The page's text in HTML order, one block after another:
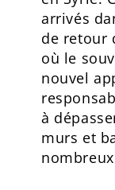
arrivés
de retour
où le
nouvel
à
murs et